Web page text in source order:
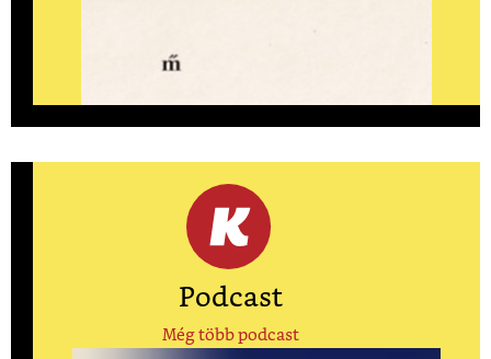
Podcast
Még több podcast